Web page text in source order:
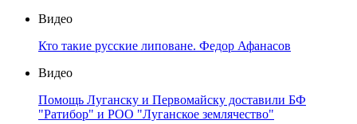
Видео
Кто такие русские липоване. Федор Афанасов
Видео
Помощь Луганску и Первомайску доставили БФ
"Ратибор" и РОО "Луганское землячество"